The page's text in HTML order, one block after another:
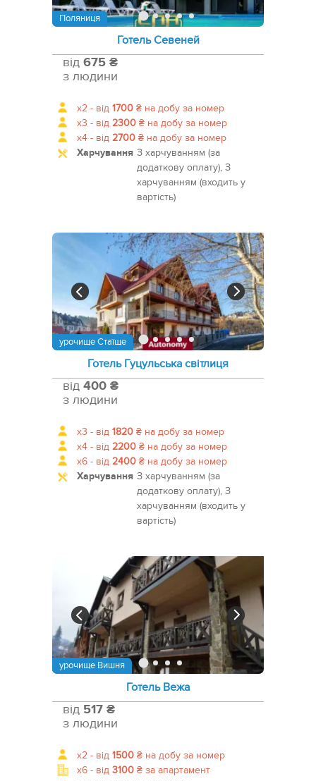
Поляниця
Готель Севеней
від 675 ₴
з людини
x2 - від 1700 ₴ на добу за номер
x3 - від 2300 ₴ на добу за номер
x4 - від 2700 ₴ на добу за номер
Харчування З харчуванням (за
додаткову оплату), З
харчуванням (входить у
вартість)
урочище Стаїще
Готель Гуцульська світлиця
від 400 ₴
з людини
x3 - від 1820 ₴ на добу за номер
x4 - від 2200 ₴ на добу за номер
x6 - від 2400 ₴ на добу за номер
Харчування З харчуванням (за
додаткову оплату), З
харчуванням (входить у
вартість)
урочище Вишня
Готель Вежа
від 517 ₴
з людини
x2 - від 1500 ₴ на добу за номер
x6 - від 3100 ₴ за апартамент